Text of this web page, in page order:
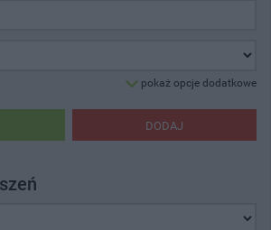
pokaż opcje dodatkowe
DODAJ